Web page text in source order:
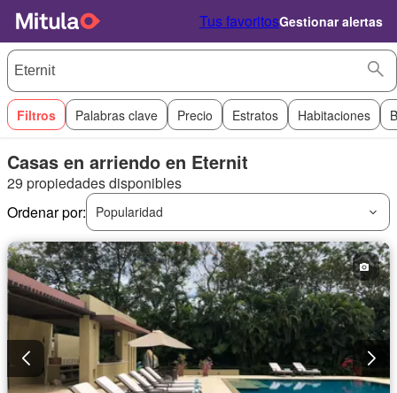
Tus favoritosGestionar alertas
Filtros Palabras clave Precio Estratos Habitaciones
Casas en arriendo en Eternit
29 propiedades disponibles
Ordenar por:
Popularidad